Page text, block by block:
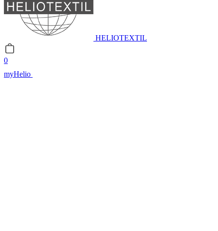
HELIOTEXTIL
0
myHelio